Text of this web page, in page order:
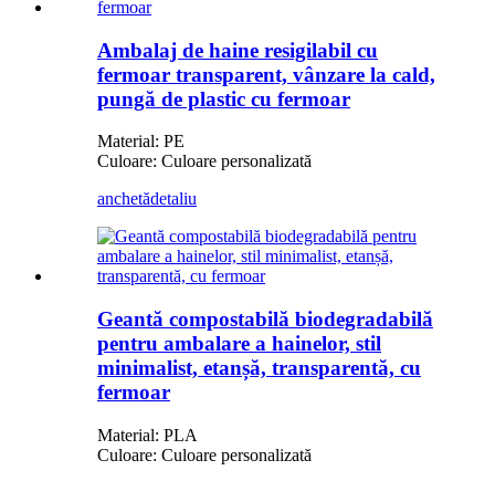
Ambalaj de haine resigilabil cu
fermoar transparent, vânzare la cald,
pungă de plastic cu fermoar
Material: PE
Culoare: Culoare personalizată
anchetădetaliu
Geantă compostabilă biodegradabilă
pentru ambalare a hainelor, stil
minimalist, etanșă, transparentă, cu
fermoar
Material: PLA
Culoare: Culoare personalizată